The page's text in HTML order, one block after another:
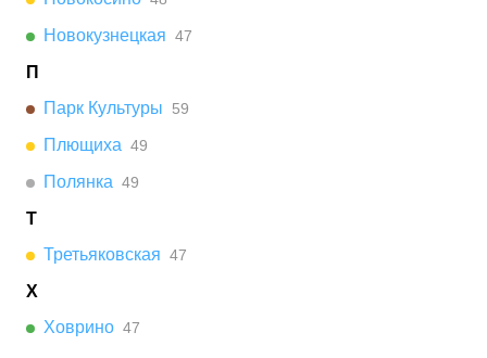
Новокузнецкая 47
П
Парк Культуры
59
Плющиха 49
Полянка 49
Т
Третьяковская 47
Х
Ховрино 47